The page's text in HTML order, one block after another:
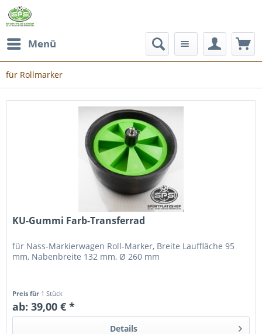
Menü
für Rollmarker
KU-Gummi Farb-Transferrad
für Nass-Markierwagen Roll-Marker, Breite Lauffläche 95
mm, Nabenbreite 132 mm, Ø 260 mm
Preis für 1 Stück
ab: 39,00 € *
Details